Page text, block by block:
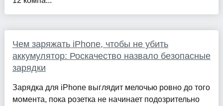
Чем заряжать iPhone, чтобы не убить
аккумулятор: Роскачество назвало безопасные
зарядки
Зарядка для iPhone выглядит мелочью ровно до того
момента, пока розетка не начинает подозрительно